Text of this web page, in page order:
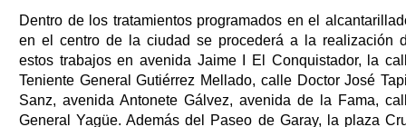
Dentro de los tratamientos programados en el
en el centro de la ciudad se procederá a la realización
estos trabajos en avenida Jaime I El Conquistador, la
Teniente General Gutiérrez Mellado, calle Doctor José
Sanz, avenida Antonete Gálvez, avenida de la Fama,
General Yagüe. Además del Paseo de Garay, la plaza